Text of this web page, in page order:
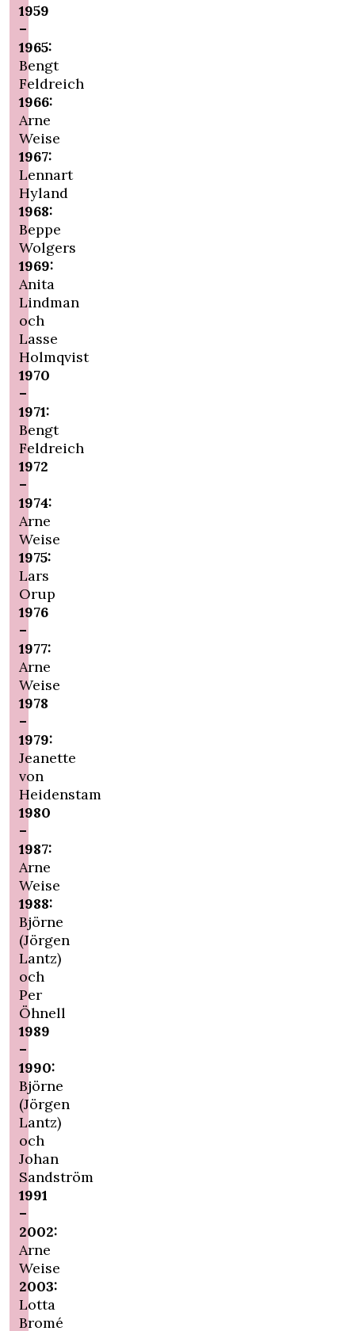
1959
–
1965:
Bengt
Feldreich
1966:
Arne
Weise
1967:
Lennart
Hyland
1968:
Beppe
Wolgers
1969:
Anita
Lindman
och
Lasse
Holmqvist
1970
–
1971:
Bengt
Feldreich
1972
–
1974:
Arne
Weise
1975:
Lars
Orup
1976
–
1977:
Arne
Weise
1978
–
1979:
Jeanette
von
Heidenstam
1980
–
1987:
Arne
Weise
1988:
Björne
(Jörgen
Lantz)
och
Per
Öhnell
1989
–
1990:
Björne
(Jörgen
Lantz)
och
Johan
Sandström
1991
–
2002:
Arne
Weise
2003:
Lotta
Bromé